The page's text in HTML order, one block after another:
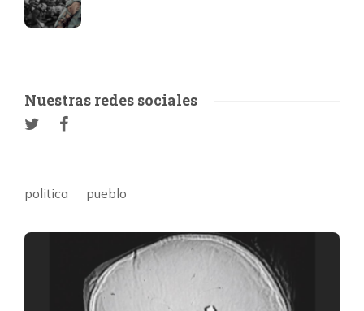
Nuestras redes sociales
politica pueblo